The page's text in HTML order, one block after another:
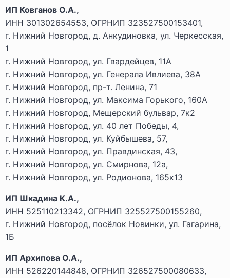
ИП Ковганов О.А.,
ИНН 301302654553, ОГРНИП 323527500153401,
г. Нижний Новгород, д. Анкудиновка, ул. Черкесская,
1
г. Нижний Новгород, ул. Гвардейцев, 11А
г. Нижний Новгород, ул. Генерала Ивлиева, 38А
г. Нижний Новгород, пр-т. Ленина, 71
г. Нижний Новгород, ул. Максима Горького, 160А
г. Нижний Новгород, Мещерский бульвар, 7к2
г. Нижний Новгород, ул. 40 лет Победы, 4,
г. Нижний Новгород, ул. Куйбышева, 57,
г. Нижний Новгород, ул. Правдинская, 43,
г. Нижний Новгород, ул. Смирнова, 12а,
г. Нижний Новгород, ул. Родионова, 165к13
ИП Шкадина К.А.,
ИНН 525110213342, ОГРНИП 325527500155260,
г. Нижний Новгород, посёлок Новинки, ул. Гагарина,
1Б
ИП Архипова О.А.,
ИНН 526220144848, ОГРНИП 326527500080633,